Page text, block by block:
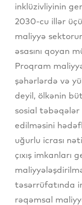
inklüzivliyinin
2030-cu illər
maliyyə
əsasını qoyan
Proqram
şəhərlərdə və
deyil, ölkənin
sosial təbəqələr
edilməsini
uğurlu icrası
çıxış imkanları
təsərrüfatında
rəqəmsal